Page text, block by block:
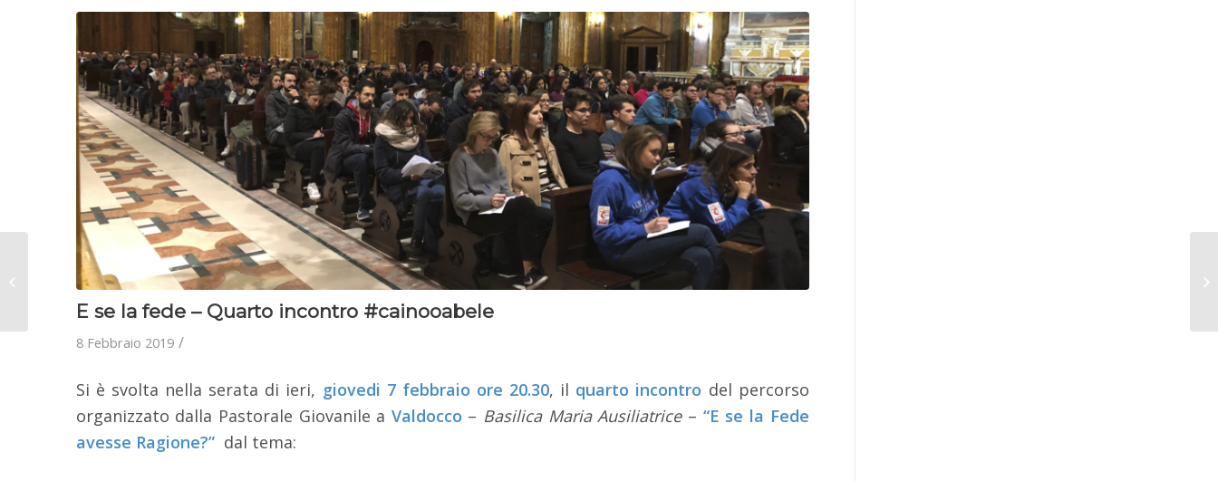
E se la fede – Quarto incontro #cainooabele
8 Febbraio 2019 /
Si è svolta nella serata di ieri, giovedi 7 febbraio ore 20.30, il quarto incontro del percorso
organizzato dalla Pastorale Giovanile a Valdocco – Basilica Maria Ausiliatrice– “E se la Fede
avesse Ragione?”dal tema:
31 gennaio 2019 – Il
racconto della giornata